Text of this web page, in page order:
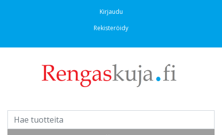
Kirjaudu
Rekisteröidy